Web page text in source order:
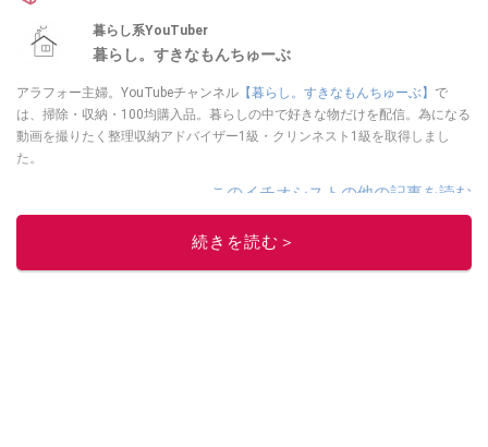
暮らし系YouTuber
暮らし。すきなもんちゅーぶ
アラフォー主婦。YouTubeチャンネル 【暮らし。すきなもんちゅーぶ】 で
は、掃除・収納・100均購入品。暮らしの中で好きな物だけを配信。為になる
動画を撮りたく整理収納アドバイザー1級・クリンネスト1級を取得しまし
た。
このイチオシストの他の記事を読む
続きを読む＞